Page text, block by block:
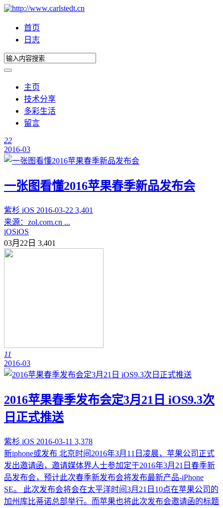
首页
日志
主页
技术分享
多彩生活
留言
22
2016-03
一张图看懂2016苹果春季新品发布会
紫杉 iOS 2016-03-22 3,401
来源：zol.com.cn ...
iOSiOS
03月22日 3,401
11
2016-03
2016苹果春季发布会定3月21日 iOS9.3次
日正式推送
紫杉 iOS 2016-03-11 3,378
新iphone或发布 北京时间2016年3月11日凌晨，苹果公司正式
发出邀请函，邀请媒体界人士参加定于2016年3月21日春季新
品发布会，预计此次春季新发布会将发布最新产品-iPhone
SE。 此次发布会将会在太平洋时间3月21日10点在苹果公司的
加州库比蒂诺总部举行。而苹果也将此次发布会邀请函的标题